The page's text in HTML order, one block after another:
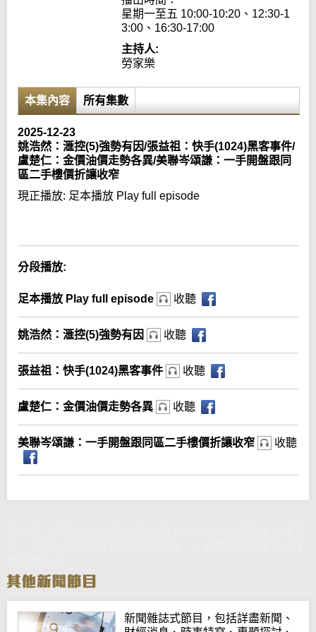
星期一至五 10:00-10:20、12:30-1
3:00、16:30-17:00
主持人:
勞家樂
本集內容 所有集數
2025-12-23
姚浩然：滙控(5)強勢有因/張益祖：快手(1024)黑客事件/
盧楚仁：金價油價走勢各異/美聯岑頌謙：一手開盤跟同
區二手樓價折讓收窄
現正播放: 足本播放 Play full episode
分段播放:
足本播放 Play full episode 收聽
姚浩然：滙控(5)強勢有因 收聽
張益祖：快手(1024)黑客事件 收聽
盧楚仁：金價油價走勢各異 收聽
美聯岑頌謙：一手開盤跟同區二手樓價折讓收窄 收聽
新聞雜誌式節目，包括詳盡新聞、